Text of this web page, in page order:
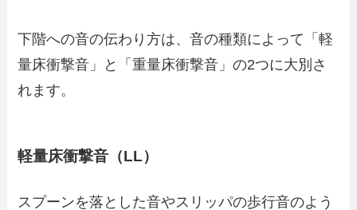
下階への音の伝わり方は、音の種類によって「軽
量床衝撃音」と「重量床衝撃音」の2つに大別さ
れます。
軽量床衝撃音（LL）
スプーンを落とした音やスリッパの歩行音のよう